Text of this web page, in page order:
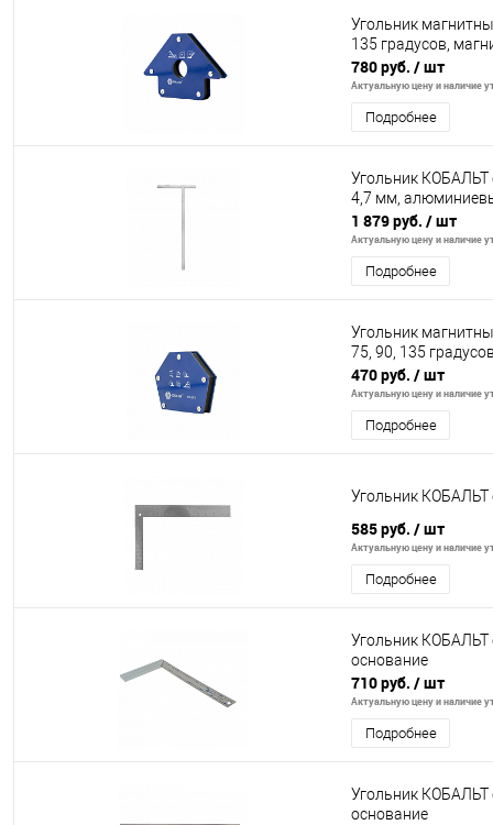
Угольник
135 градусов,
780 руб. / шт
Актуальную цену и наличие
Подробнее
Угольник
4,7 мм,
1 879 руб. / шт
Актуальную цену и наличие
Подробнее
Угольник
75, 90, 135
470 руб. / шт
Актуальную цену и наличие
Подробнее
Угольник КОБАЛЬТ
585 руб. / шт
Актуальную цену и наличие
Подробнее
Угольник
основание
710 руб. / шт
Актуальную цену и наличие
Подробнее
Угольник КОБАЛЬТ
основание